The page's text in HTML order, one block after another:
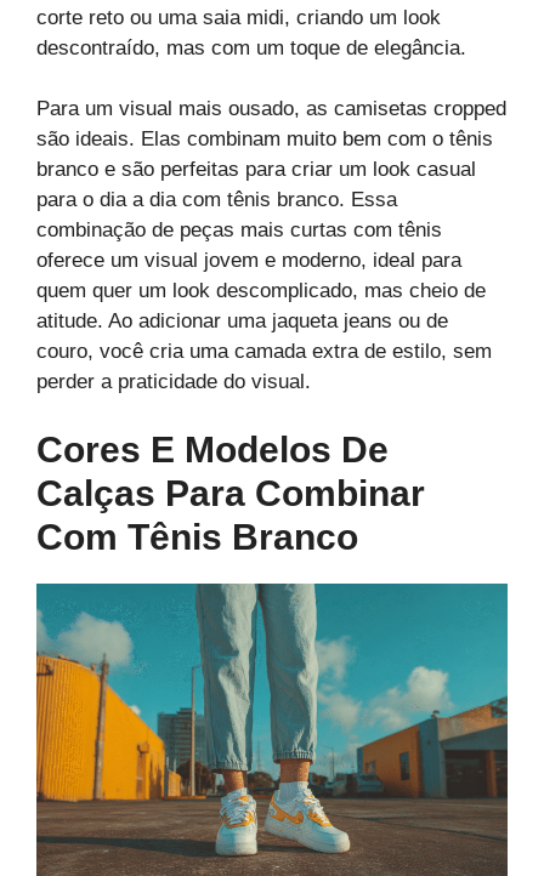
corte reto ou uma saia midi, criando um look
descontraído, mas com um toque de elegância.
Para um visual mais ousado, as camisetas cropped
são ideais. Elas combinam muito bem com o tênis
branco e são perfeitas para criar um look casual
para o dia a dia com tênis branco. Essa
combinação de peças mais curtas com tênis
oferece um visual jovem e moderno, ideal para
quem quer um look descomplicado, mas cheio de
atitude. Ao adicionar uma jaqueta jeans ou de
couro, você cria uma camada extra de estilo, sem
perder a praticidade do visual.
Cores E Modelos De
Calças Para Combinar
Com Tênis Branco